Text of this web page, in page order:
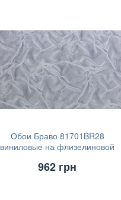
Обои Браво 81701BR28
виниловые на флизелиновой
962 грн